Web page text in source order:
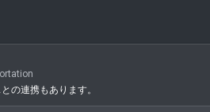
の連携もあります。